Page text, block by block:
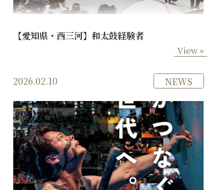
【愛知県・西三河】和太鼓経験者
View »
2026.02.10 NEWS